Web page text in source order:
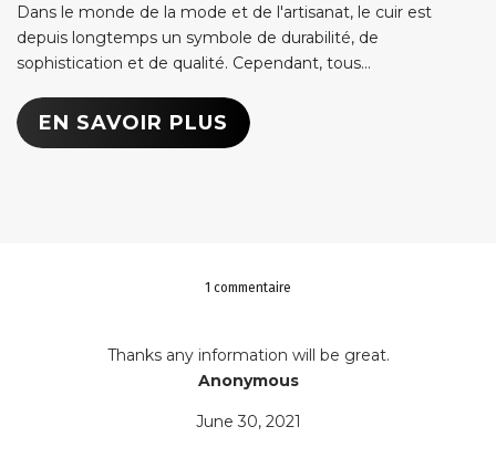
Dans le monde de la mode et de l'artisanat, le cuir est
depuis longtemps un symbole de durabilité, de
sophistication et de qualité. Cependant, tous...
EN SAVOIR PLUS
1 commentaire
Thanks any information will be great.
Anonymous
June 30, 2021